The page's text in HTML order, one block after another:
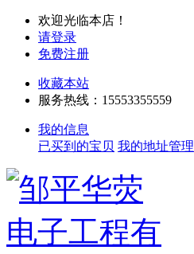
欢迎光临本店！
请登录
免费注册
收藏本站
服务热线：15553355559
我的信息
已买到的宝贝 我的地址管理